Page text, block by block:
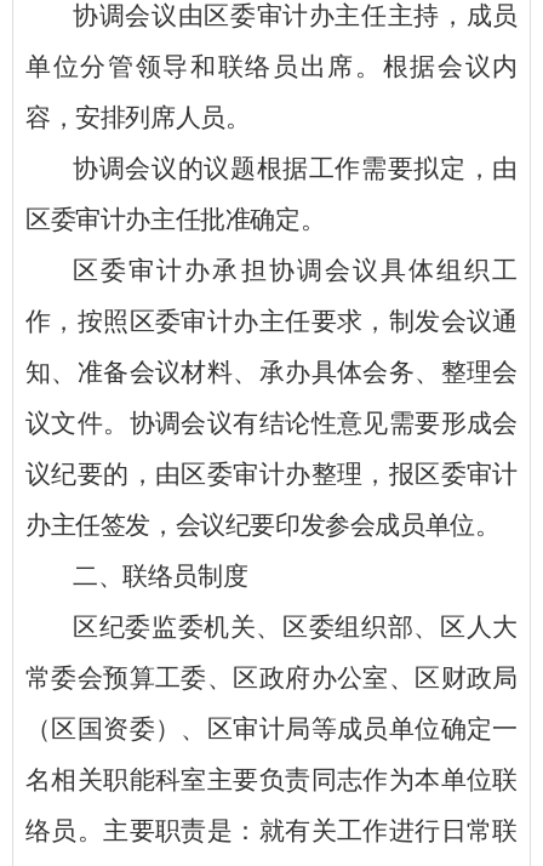
协调会议由 区委审计办主任主持，成员
单位分管领导和联络员出席。根据会议内
容，安排列席人员。
协调会议的议题根据工作需要拟定，由
区委审计办主任批准确定。
区委审计办承担协调会议具体组织工
作，按照 区委审计办主任要求，制发会议通
知、准备会议材料、承办具体会务、整理会
议文件。协调会议有结论性意见需要形成会
议纪要的，由 区委审计办整理，报 区委审计
办主任签发，会议纪要印发参会成员单位。
二、联络员制度
区纪委监委机关、 区委组织部、 区 人大
常委会预算工委、
区政府办公室、 区财政局
（ 区 国资委）、 区审计局等成员单位确定一
名相关职能科室主要负责同志作为本单位联
络员。主要职责是：就有关工作进行日常联